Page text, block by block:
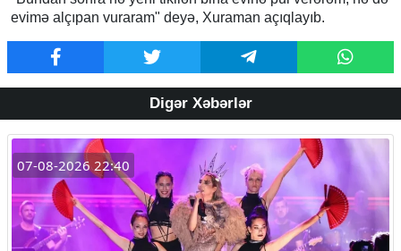
evimə alçıpan vuraram" deyə, Xuraman açıqlayıb.
Digər Xəbərlər
07-08-2026 22:40